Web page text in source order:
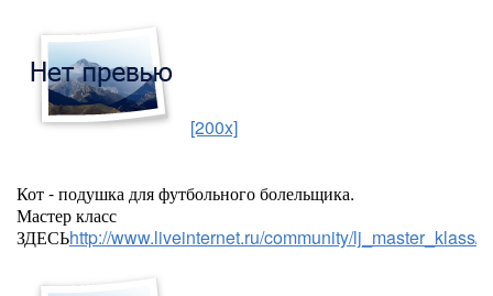
[200x]
Кот - подушка для футбольного болельщика.
Мастер класс
ЗДЕСЬhttp://www.liveinternet.ru/community/lj_master_klass/